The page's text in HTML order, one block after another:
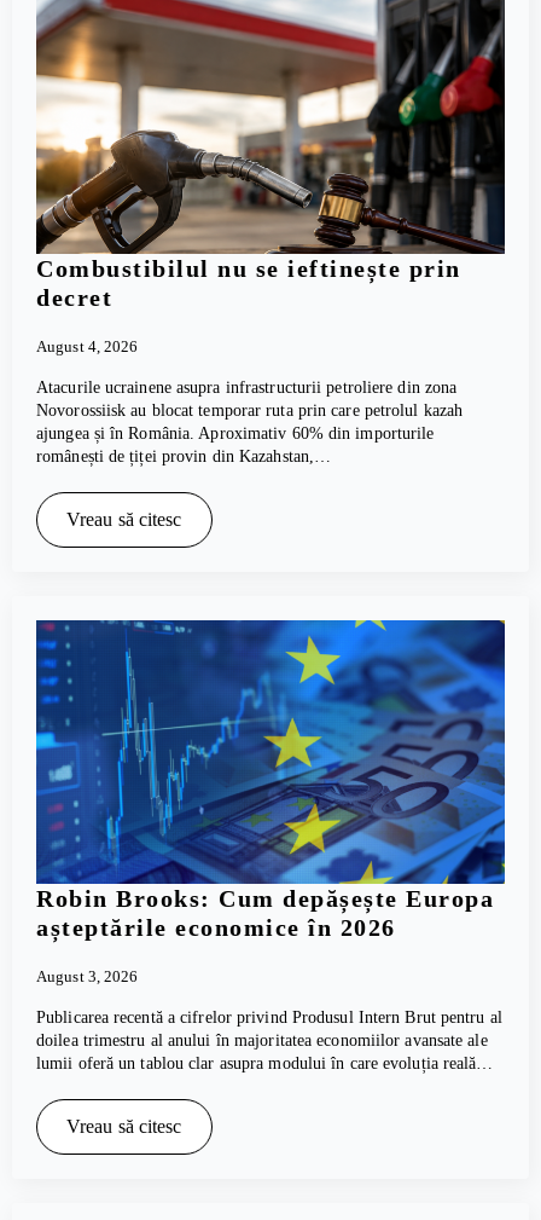
Combustibilul nu se ieftinește prin
decret
August 4, 2026
Atacurile ucrainene asupra infrastructurii petroliere din zona
Novorossiisk au blocat temporar ruta prin care petrolul kazah
ajungea și în România. Aproximativ 60% din importurile
românești de țiței provin din Kazahstan,…
Vreau să citesc
Robin Brooks: Cum depășește Europa
așteptările economice în 2026
August 3, 2026
Publicarea recentă a cifrelor privind Produsul Intern Brut pentru al
doilea trimestru al anului în majoritatea economiilor avansate ale
lumii oferă un tablou clar asupra modului în care evoluția reală…
Vreau să citesc